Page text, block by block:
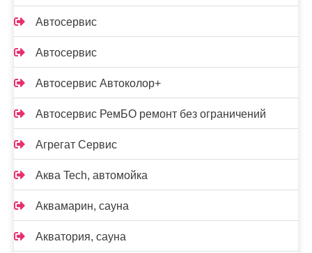
Автосервис
Автосервис
Автосервис Автоколор+
Автосервис РемБО ремонт без ограничений
Агрегат Сервис
Аква Tech, автомойка
Аквамарин, сауна
Акватория, сауна